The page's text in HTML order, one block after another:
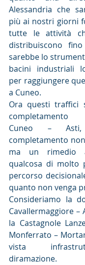
Alessandria che
più ai nostri giorni
tutte le attività
distribuiscono
sarebbe lo
bacini industriali
per raggiungere
a Cuneo.
Ora questi traffici
completamento
Cuneo –
completamento
ma un rimedio
qualcosa di molto
percorso
quanto non venga
Consideriamo la
Cavallermaggiore –
la Castagnole
Monferrato –
vista
diramazione.